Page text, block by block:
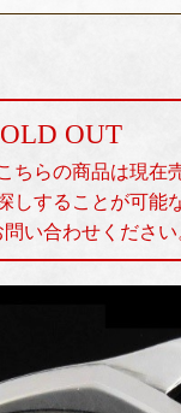
OUT
ちらの商品は現在
しすることが可能
い合わせください